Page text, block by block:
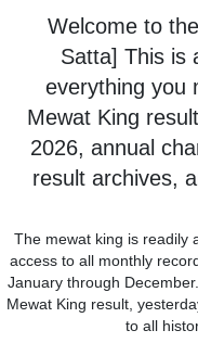
Welcome to
Satta] This is
everything you
Mewat King
2026, annual
result archives,
The mewat king is readily
access to all monthly
January through
Mewat King result,
to all